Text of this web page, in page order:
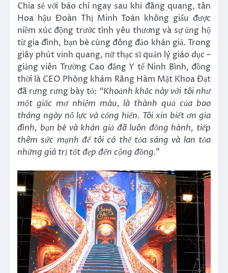
Chia sẻ với báo chí ngay sau khi đăng quang, tân
Hoa hậu Đoàn Thị Minh Toán không giấu được
niềm xúc động trước tình yêu thương và sự ủng hộ
từ gia đình, bạn bè cùng đông đảo khán giả. Trong
giây phút vinh quang, nữ thạc sĩ quản lý giáo dục –
giảng viên Trường Cao đẳng Y tế Ninh Bình, đồng
thời là CEO Phòng khám Răng Hàm Mặt Khoa Đạt
đã rưng rưng bày tỏ: “Khoảnh khắc này với tôi như
một giấc mơ nhiệm màu, là thành quả của bao
tháng ngày nỗ lực và cống hiến. Tôi xin biết ơn gia
đình, bạn bè và khán giả đã luôn đồng hành, tiếp
thêm sức mạnh để tôi có thể tỏa sáng và lan tỏa
những giá trị tốt đẹp đến cộng đồng.”